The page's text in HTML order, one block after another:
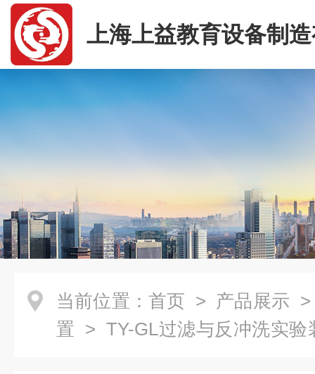
上海上益教育设备制
司
当前位置： 首页 > 产品展示
置 > TY-GL过滤与反冲洗实验